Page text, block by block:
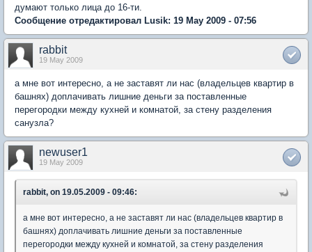
думают только лица до 16-ти.
Сообщение отредактировал Lusik: 19 May 2009 - 07:56
rabbit
19 May 2009
а мне вот интересно, а не заставят ли нас (владельцев квартир в
башнях) доплачивать лишние деньги за поставленные
перегородки между кухней и комнатой, за стену разделения
санузла?
newuser1
19 May 2009
rabbit, on 19.05.2009 - 09:46:
а мне вот интересно, а не заставят ли нас (владельцев квартир в
башнях) доплачивать лишние деньги за поставленные
перегородки между кухней и комнатой, за стену разделения